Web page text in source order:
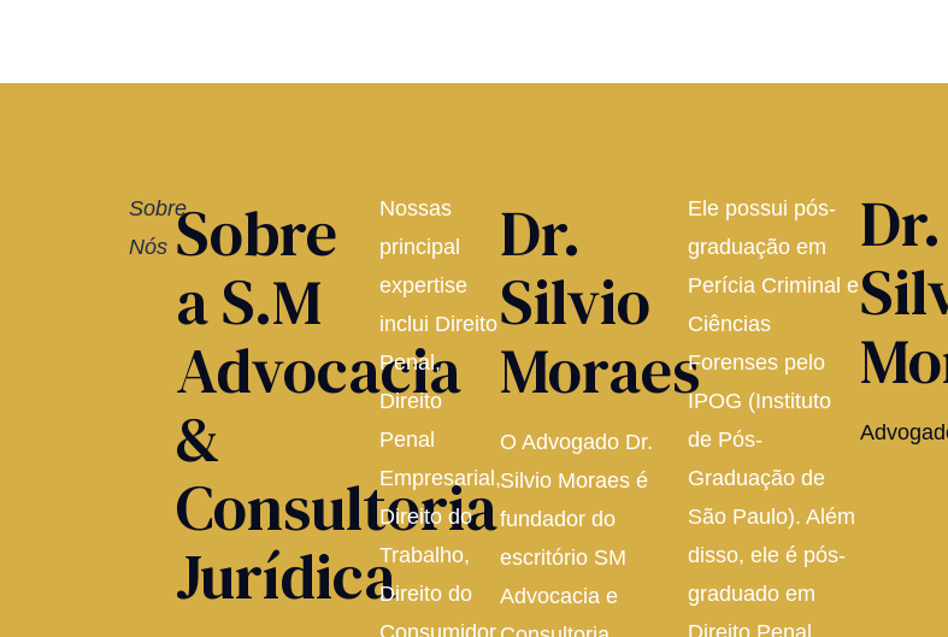
Sobre
Nós Sobre
a S.M
Advocacia
&
Consultoria
Jurídica
Nossas
principal
expertise
inclui Direito
Penal,
Direito
Penal
Empresarial,
Direito do
Trabalho,
Direito do
Dr.
Silvio
Moraes
O Advogado Dr.
Silvio Moraes é
fundador do
escritório SM
Advocacia e
Ele possui pós-
graduação em
Perícia Criminal e
Ciências
Forenses pelo
IPOG (Instituto
de Pós-
Graduação de
São Paulo). Além
disso, ele é pós-
graduado em
Dr.